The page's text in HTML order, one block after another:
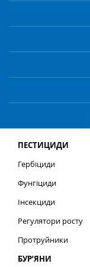
ПЕСТИЦИДИ
Гербіциди
Фунгіциди
Інсекциди
Регулятори росту
Протруйники
БУР’ЯНИ